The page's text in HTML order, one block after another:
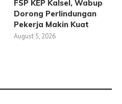
FSP KEP Kalsel, Wabup
Dorong Perlindungan
Pekerja Makin Kuat
August 5, 2026